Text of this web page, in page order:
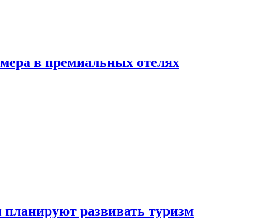
в премиальных отелях
развивать туризм